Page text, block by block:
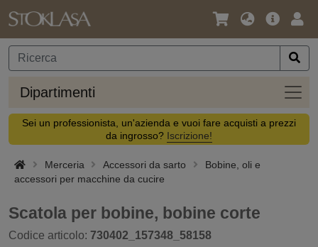
Lingua
Valuta
Offerta
Dipartimenti
Sei un professionista, un'azienda e vuoi fare acquisti a prezzi
da ingrosso? Iscrizione!
Merceria Accessori da sarto
Bobine, oli e
accessori per macchine da cucire
Scatola per bobine, bobine corte
Codice articolo: 730402_157348_58158